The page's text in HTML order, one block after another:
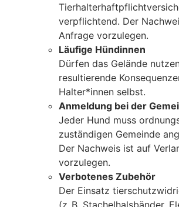
verpflichtend. Der
Anfrage vorzulegen.
Läufige Hündinnen
Dürfen das Gelände
resultierende
Halter*innen selbst.
Anmeldung bei der
Jeder Hund muss
zuständigen Gemeinde
Der Nachweis ist auf
vorzulegen.
Verbotenes Zubehör
Der Einsatz